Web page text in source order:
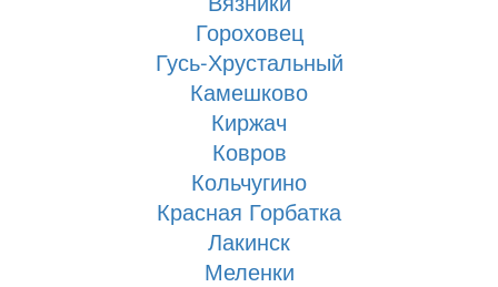
Гороховец
Гусь-Хрустальный
Камешково
Киржач
Ковров
Кольчугино
Красная Горбатка
Лакинск
Меленки